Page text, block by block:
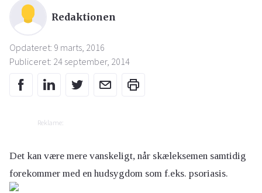
Redaktionen
Opdateret: 9 marts, 2016
Publiceret: 24 september, 2014
Reklame:
Det kan være mere vanskeligt, når skæleksemen samtidig
forekommer med en hudsygdom som f.eks. psoriasis.